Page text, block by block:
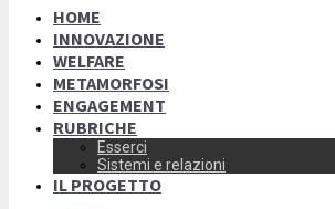
HOME
INNOVAZIONE
WELFARE
METAMORFOSI
ENGAGEMENT
RUBRICHE
Esserci
Sistemi e relazioni
IL PROGETTO